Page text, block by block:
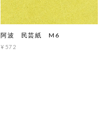
阿波 民芸紙 M6
¥572